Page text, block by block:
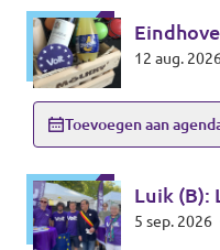
park -
12 aug.
Toevoegen aan
Luik (B):
5 sep. 2026